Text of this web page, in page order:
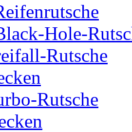
Hole-
Rutsche
Rutsche